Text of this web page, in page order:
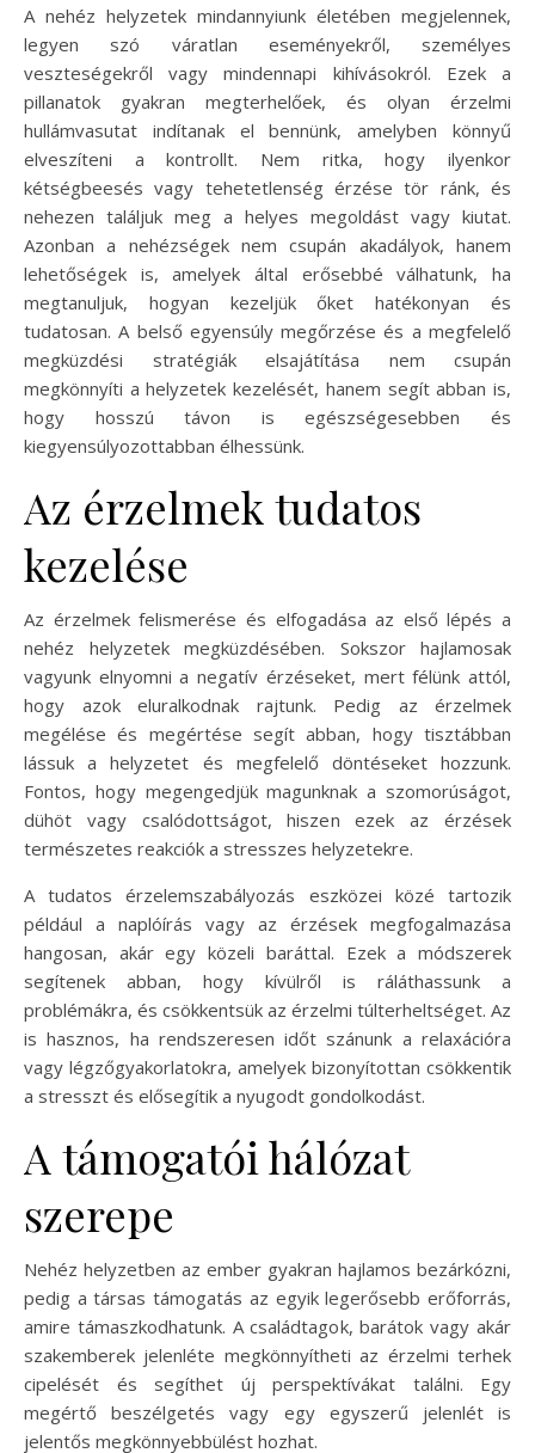
A nehéz helyzetek mindannyiunk életében megjelennek,
legyen szó váratlan eseményekről, személyes
veszteségekről vagy mindennapi kihívásokról. Ezek a
pillanatok gyakran megterhelőek, és olyan érzelmi
hullámvasutat indítanak el bennünk, amelyben könnyű
elveszíteni a kontrollt. Nem ritka, hogy ilyenkor
kétségbeesés vagy tehetetlenség érzése tör ránk, és
nehezen találjuk meg a helyes megoldást vagy kiutat.
Azonban a nehézségek nem csupán akadályok, hanem
lehetőségek is, amelyek által erősebbé válhatunk, ha
megtanuljuk, hogyan kezeljük őket hatékonyan és
tudatosan. A belső egyensúly megőrzése és a megfelelő
megküzdési stratégiák elsajátítása nem csupán
megkönnyíti a helyzetek kezelését, hanem segít abban is,
hogy hosszú távon is egészségesebben és
kiegyensúlyozottabban élhessünk.
Az érzelmek tudatos
kezelése
Az érzelmek felismerése és elfogadása az első lépés a
nehéz helyzetek megküzdésében. Sokszor hajlamosak
vagyunk elnyomni a negatív érzéseket, mert félünk attól,
hogy azok eluralkodnak rajtunk. Pedig az érzelmek
megélése és megértése segít abban, hogy tisztábban
lássuk a helyzetet és megfelelő döntéseket hozzunk.
Fontos, hogy megengedjük magunknak a szomorúságot,
dühöt vagy csalódottságot, hiszen ezek az érzések
természetes reakciók a stresszes helyzetekre.
A tudatos érzelemszabályozás eszközei közé tartozik
például a naplóírás vagy az érzések megfogalmazása
hangosan, akár egy közeli baráttal. Ezek a módszerek
segítenek abban, hogy kívülről is ráláthassunk a
problémákra, és csökkentsük az érzelmi túlterheltséget. Az
is hasznos, ha rendszeresen időt szánunk a relaxációra
vagy légzőgyakorlatokra, amelyek bizonyítottan csökkentik
a stresszt és elősegítik a nyugodt gondolkodást.
A támogatói hálózat
szerepe
Nehéz helyzetben az ember gyakran hajlamos bezárkózni,
pedig a társas támogatás az egyik legerősebb erőforrás,
amire támaszkodhatunk. A családtagok, barátok vagy akár
szakemberek jelenléte megkönnyítheti az érzelmi terhek
cipelését és segíthet új perspektívákat találni. Egy
megértő beszélgetés vagy egy egyszerű jelenlét is
jelentős megkönnyebbülést hozhat.